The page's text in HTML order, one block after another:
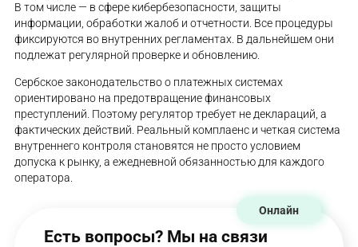
В том числе — в сфере кибербезопасности, защиты
информации, обработки жалоб и отчетности. Все процедуры
фиксируются во внутренних регламентах. В дальнейшем они
подлежат регулярной проверке и обновлению.
Сербское законодательство о платежных системах
ориентировано на предотвращение финансовых
преступлений. Поэтому регулятор требует не деклараций, а
фактических действий. Реальный комплаенс и четкая система
внутреннего контроля становятся не просто условием
допуска к рынку, а ежедневной обязанностью для каждого
оператора.
Есть вопросы? Мы на связи
Онлайн